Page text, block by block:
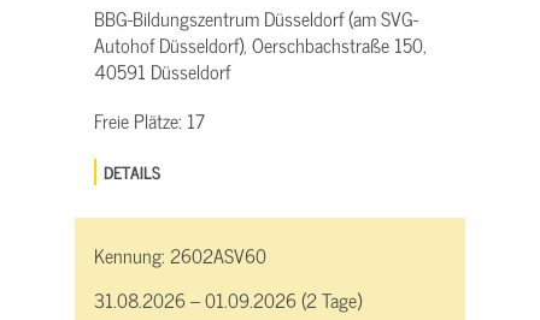
BBG-Bildungszentrum Düsseldorf (am SVG-
Autohof Düsseldorf), Oerschbachstraße 150,
40591 Düsseldorf
Freie Plätze: 17
DETAILS
Kennung:2602ASV60
31.08.2026 – 01.09.2026 (2 Tage)